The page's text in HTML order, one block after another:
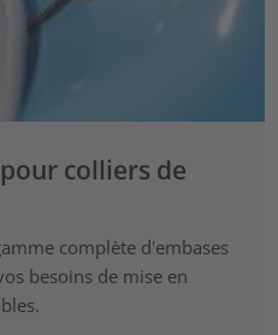
colliers de
complète d'embases
besoins de mise en